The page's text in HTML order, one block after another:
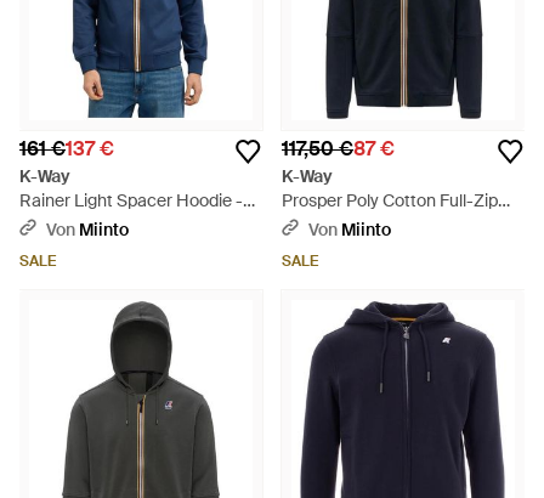
161 €137 €
K-Way
Rainer Light Spacer Hoodie -
BlauVon Miinto
SALE
117,50 €87 €
K-Way
Prosper Poly Cotton Full-Zip
Hoodie - Blau
Von Miinto
SALE